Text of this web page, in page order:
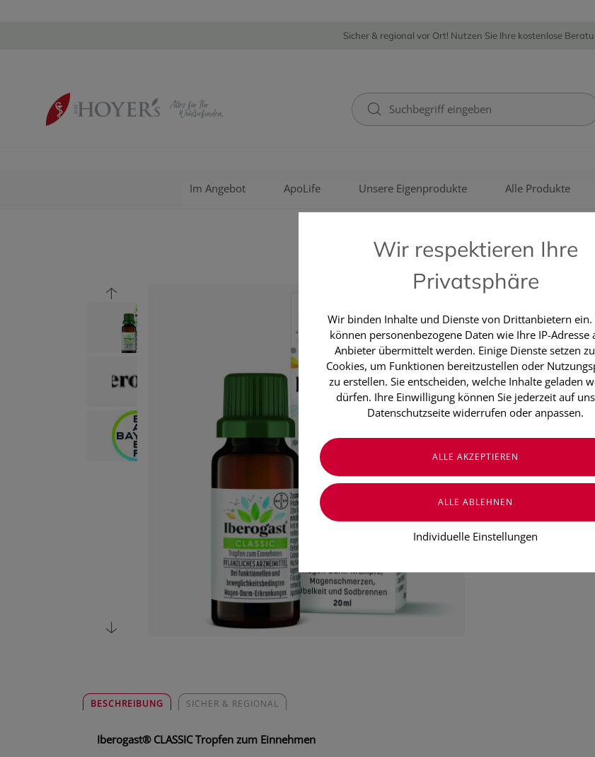
Sicher & regional vor Ort! Nutzen Sie Ihre kostenlose
Im Angebot ApoLife Unsere Eigenprodukte Alle Produkte
BAYER AUSTRIA GMBH
zum
Rasche Hilfe für Magen
Umfassende Wirkung
100% pflanzlich –
Wirkt krampflösend,
€ 13,95
€ 69,75
zzgl. Versandkosten
BESCHREIBUNG SICHER & REGIONAL
Iberogast® CLASSIC Tropfen zum Einnehmen
Wir respektieren Ihre
Privatsphäre
Wir binden Inhalte und Dienste von Drittanbietern ein.
können personenbezogene Daten wie Ihre IP-Adresse
Anbieter übermittelt werden. Einige Dienste setzen
Cookies, um Funktionen bereitzustellen oder
zu erstellen. Sie entscheiden, welche Inhalte geladen
dürfen. Ihre Einwilligung können Sie jederzeit auf
Datenschutzseite widerrufen oder anpassen.
Individuelle Einstellungen